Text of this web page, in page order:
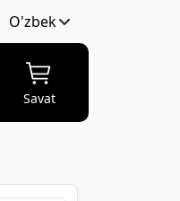
O'zbek
Savat